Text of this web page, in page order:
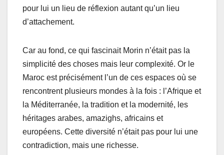
pour lui un lieu de réflexion autant qu’un lieu
d’attachement.
Car au fond, ce qui fascinait Morin n’était pas la
simplicité des choses mais leur complexité. Or le
Maroc est précisément l’un de ces espaces où se
rencontrent plusieurs mondes à la fois : l’Afrique et
la Méditerranée, la tradition et la modernité, les
héritages arabes, amazighs, africains et
européens. Cette diversité n’était pas pour lui une
contradiction, mais une richesse.